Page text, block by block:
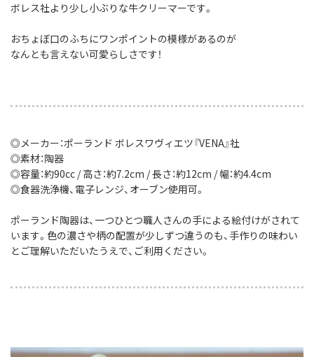
ボレス社より少し小ぶりな牛クリーマーです。
おちょぼ口のふちにワンポイントの模様があるのが
なんとも言えない可愛らしさです！
◎メーカー：ポーランド ボレスワヴィエツ『VENA』社
◎素材：陶器
◎容量：約90cc / 高さ：約7.2cm / 長さ：約12cm / 幅：約4.4cm
◎食器洗浄機、電子レンジ、オーブン使用可。
ポーランド陶器は、一つひとつ職人さんの手による絵付けがされて
います。色の濃さや柄の配置が少しずつ違うのも、手作りの味わい
とご理解いただいたうえで、ご利用ください。